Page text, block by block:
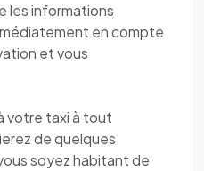
les informations
en compte
et vous
votre taxi à tout
de quelques
soyez habitant de